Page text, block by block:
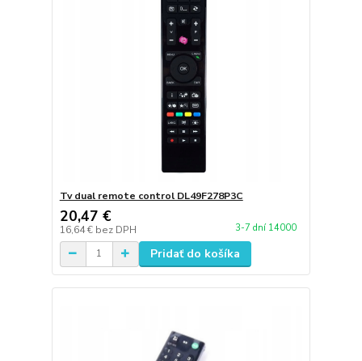
Tv dual remote control DL49F278P3C
20,47 €
16,64 € bez DPH 3-7 dní 14000
Pridať do košíka